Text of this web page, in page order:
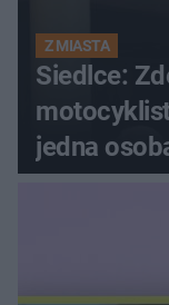
Z MIASTA
Siedlce:
jedna